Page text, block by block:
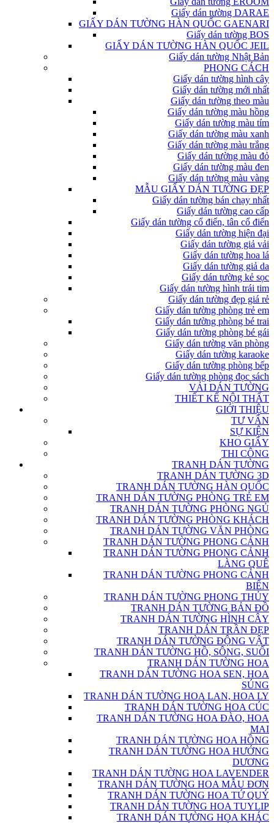
Giấy dán tường DARAE
GIẤY DÁN TƯỜNG HÀN QUỐC GAENARI
Giấy dán tường BOS
GIẤY DÁN TƯỜNG HÀN QUỐC JEIL
Giấy dán tường Nhật Bản
PHONG CÁCH
Giấy dán tường hình cây
Giấy dán tường mới nhất
Giấy dán tường theo màu
Giấy dán tường màu hồng
Giấy dán tường màu tím
Giấy dán tường màu xanh
Giấy dán tường màu trắng
Giấy dán tường màu đỏ
Giấy dán tường màu đen
Giấy dán tường màu vàng
MẪU GIẤY DÁN TƯỜNG ĐẸP
Giấy dán tường bán chạy nhất
Giấy dán tường cao cấp
Giấy dán tường cổ điển, tân cổ điển
Giấy dán tường hiện đại
Giấy dán tường giả vải
Giấy dán tường hoa lá
Giấy dán tường giả da
Giấy dán tường kẻ sọc
Giấy dán tường hình trái tim
Giấy dán tường đẹp giá rẻ
Giấy dán tường phòng trẻ em
Giấy dán tường phòng bé trai
Giấy dán tường phòng bé gái
Giấy dán tường văn phòng
Giấy dán tường karaoke
Giấy dán tường phòng bếp
Giấy dán tường phòng đọc sách
VẢI DÁN TƯỜNG
THIẾT KẾ NỘI THẤT
GIỚI THIỆU
TƯ VẤN
SỰ KIỆN
KHO GIẤY
THI CÔNG
TRANH DÁN TƯỜNG
TRANH DÁN TƯỜNG 3D
TRANH DÁN TƯỜNG HÀN QUỐC
TRANH DÁN TƯỜNG PHÒNG TRẺ EM
TRANH DÁN TƯỜNG PHÒNG NGỦ
TRANH DÁN TƯỜNG PHÒNG KHÁCH
TRANH DÁN TƯỜNG VĂN PHÒNG
TRANH DÁN TƯỜNG PHONG CẢNH
TRANH DÁN TƯỜNG PHONG CẢNH
LÀNG QUÊ
TRANH DÁN TƯỜNG PHONG CẢNH
BIỂN
TRANH DÁN TƯỜNG PHONG THỦY
TRANH DÁN TƯỜNG BẢN ĐỒ
TRANH DÁN TƯỜNG HÌNH CÂY
TRANH DÁN TRẦN ĐẸP
TRANH DÁN TƯỜNG ĐỘNG VẬT
TRANH DÁN TƯỜNG HỒ, SÔNG, SUỐI
TRANH DÁN TƯỜNG HOA
TRANH DÁN TƯỜNG HOA SEN, HOA
SÚNG
TRANH DÁN TƯỜNG HOA LAN, HOA LY
TRANH DÁN TƯỜNG HOA CÚC
TRANH DÁN TƯỜNG HOA ĐÀO, HOA
MAI
TRANH DÁN TƯỜNG HOA HỒNG
TRANH DÁN TƯỜNG HOA HƯỚNG
DƯƠNG
TRANH DÁN TƯỜNG HOA LAVENDER
TRANH DÁN TƯỜNG HOA MẪU ĐƠN
TRANH DÁN TƯỜNG HOA TỨ QUÝ
TRANH DÁN TƯỜNG HOA TUYLIP
TRANH DÁN TƯỜNG HOA KHÁC